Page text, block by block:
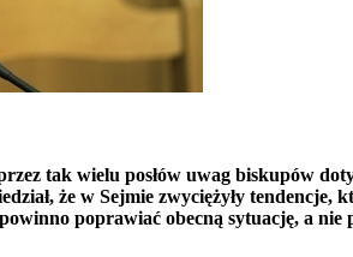
tak wielu posłów uwag biskupów
że w Sejmie zwyciężyły
poprawiać obecną sytuację, a nie